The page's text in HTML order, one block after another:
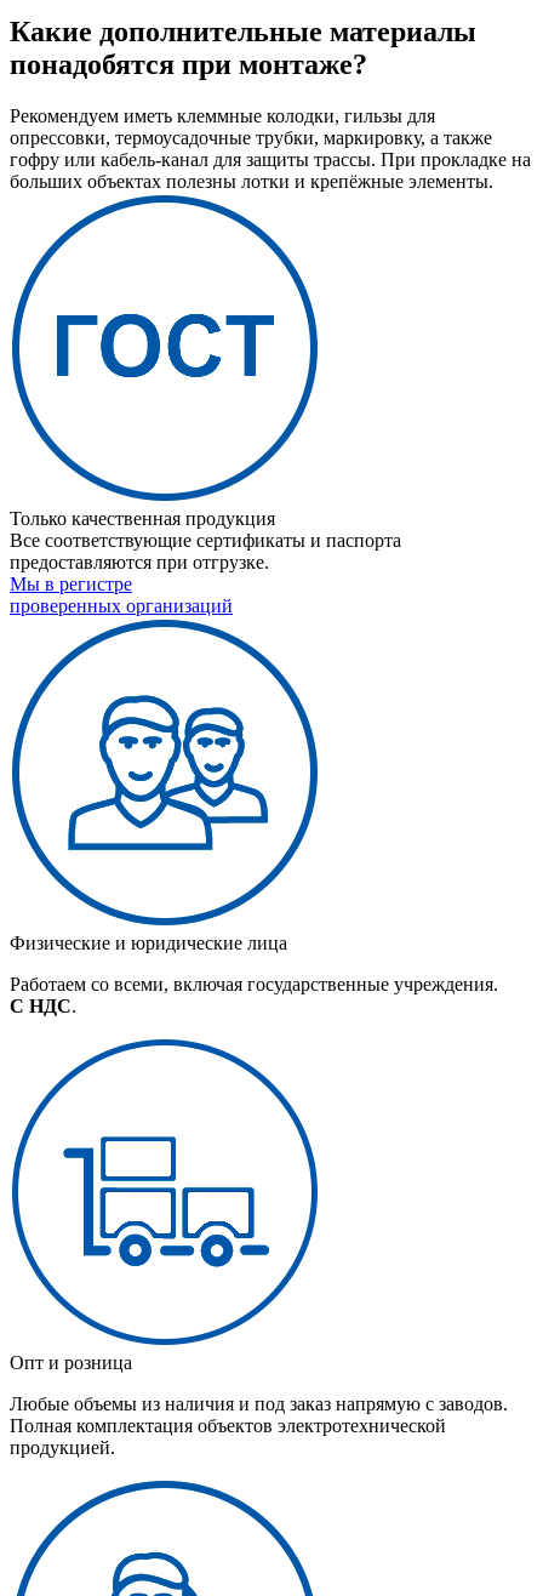
Какие дополнительные материалы
понадобятся при монтаже?
Рекомендуем иметь клеммные колодки, гильзы для
опрессовки, термоусадочные трубки, маркировку, а также
гофру или кабель-канал для защиты трассы. При прокладке на
больших объектах полезны лотки и крепёжные элементы.
Только качественная продукция
Все соответствующие сертификаты и паспорта
предоставляются при отгрузке.
Мы в регистре
проверенных организаций
Физические и юридические лица
Работаем со всеми, включая государственные учреждения.
С НДС.
Опт и розница
Любые объемы из наличия и под заказ напрямую с заводов.
Полная комплектация объектов электротехнической
продукцией.